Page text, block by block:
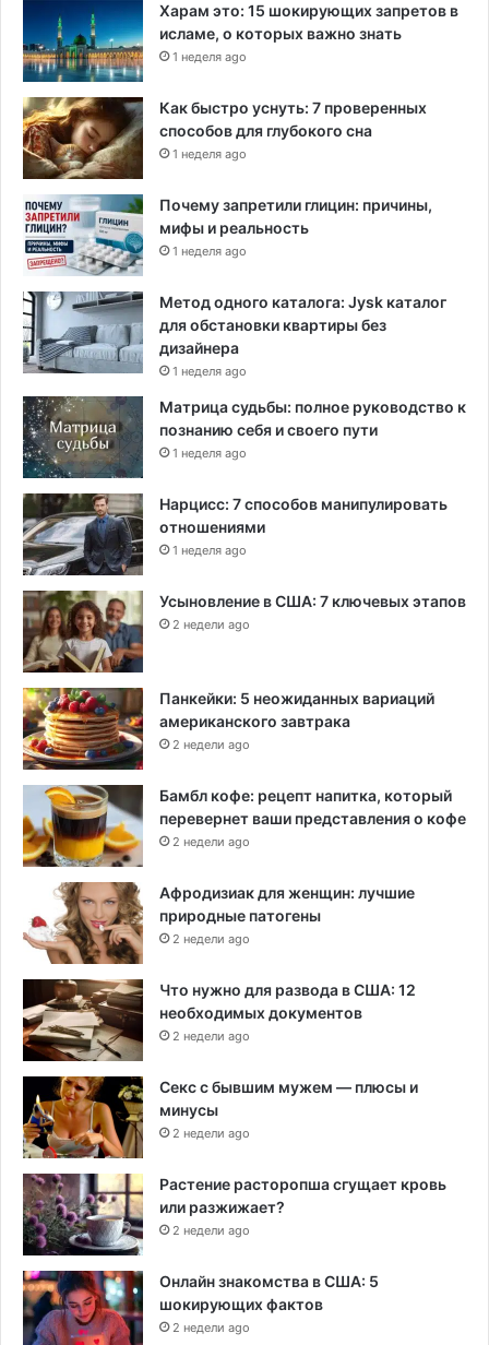
Харам это: 15 шокирующих запретов в
исламе, о которых важно знать
1 неделя ago
Как быстро уснуть: 7 проверенных
способов для глубокого сна
1 неделя ago
Почему запретили глицин: причины,
мифы и реальность
1 неделя ago
Метод одного каталога: Jysk каталог
для обстановки квартиры без
дизайнера
1 неделя ago
Матрица судьбы: полное руководство к
познанию себя и своего пути
1 неделя ago
Нарцисс: 7 способов манипулировать
отношениями
1 неделя ago
Усыновление в США: 7 ключевых этапов
2 недели ago
Панкейки: 5 неожиданных вариаций
американского завтрака
2 недели ago
Бамбл кофе: рецепт напитка, который
перевернет ваши представления о кофе
2 недели ago
Афродизиак для женщин: лучшие
природные патогены
2 недели ago
Что нужно для развода в США: 12
необходимых документов
2 недели ago
Секс с бывшим мужем — плюсы и
минусы
2 недели ago
Растение расторопша сгущает кровь
или разжижает?
2 недели ago
Онлайн знакомства в США: 5
шокирующих фактов
2 недели ago